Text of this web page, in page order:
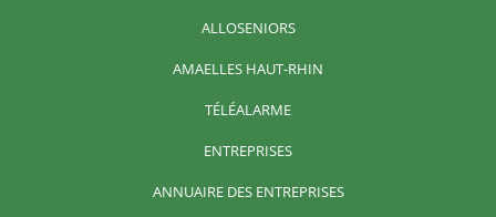
ALLOSENIORS
AMAELLES HAUT-RHIN
TÉLÉALARME
ENTREPRISES
ANNUAIRE DES ENTREPRISES